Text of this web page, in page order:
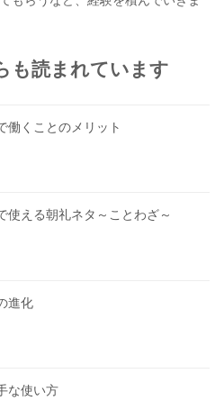
も読まれています
働くことのメリット
使える朝礼ネタ～ことわざ～
進化
な使い方